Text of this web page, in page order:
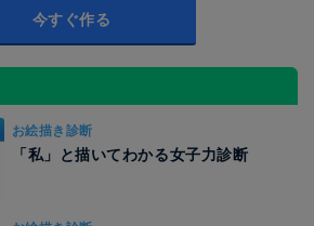
今すぐ作る
お絵描き診断
「私」と描いてわかる女子力診断